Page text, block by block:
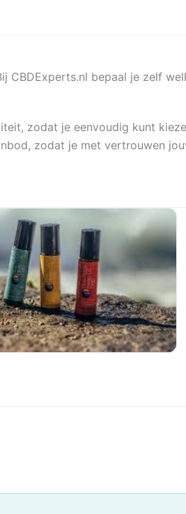
CBDExperts.nl bepaal je zelf
zodat je eenvoudig kunt
zodat je met vertrouwen